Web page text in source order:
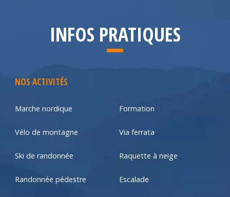
INFOS PRATIQUES
NOS ACTIVITÉS
Marche nordique Formation
Vélo de montagne Via ferrata
Ski de randonnée Raquette à neige
Randonnée pédestre Escalade